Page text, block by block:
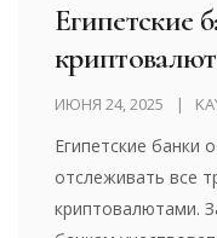
Египетские
запрещено и
ИЮНЯ 24, 2025
Египетские банки
отслеживать все
криптовалютами.